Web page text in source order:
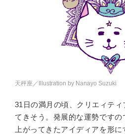
天秤座／Illustration by Nanayo Suzuki
31日の満月の頃、クリエィテ
てきそう。発展的な運勢ですの
上がってきたアイディアを形